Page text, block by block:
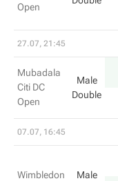
Open
27.07, 21:45
Mubadala
Citi DC
Open
Male
Double
07.07, 16:45
Wimbledon
Male